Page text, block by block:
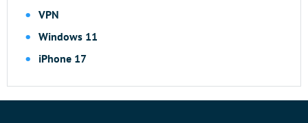
VPN
Windows 11
iPhone 17